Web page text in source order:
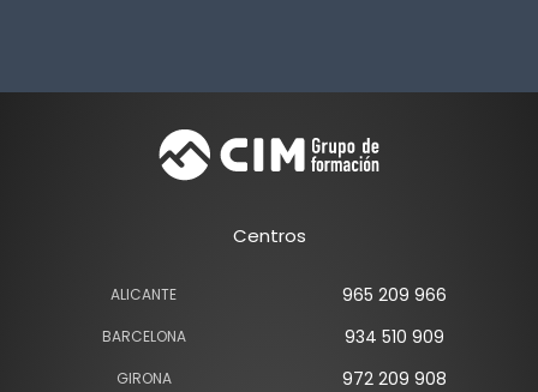
Centros
ALICANTE 965 209 966
BARCELONA 934 510 909
GIRONA 972 209 908